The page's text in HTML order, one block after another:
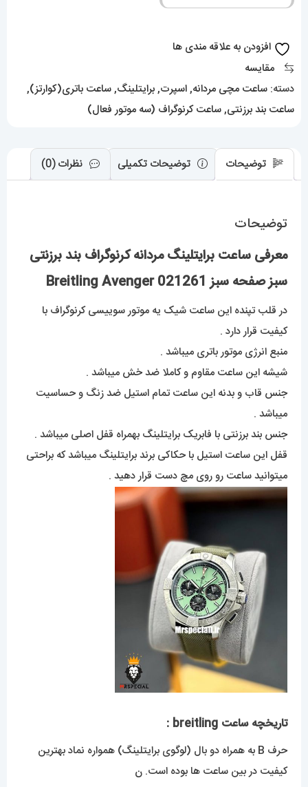
صفحه
Avenger
عدد
افزودن به علاقه مندی ها
مقایسه
دسته: ساعت مچی مردانه,اسپرت,برایتلینگ,ساعت باتری(کوارتز),
ساعت بند برزنتی,ساعت کرنوگراف (سه موتور فعال)
توضیحات توضیحات تکمیلی نظرات (0)
توضیحات
معرفی ساعت برایتلینگ مردانه کرنوگراف بند برزنتی
سبز صفحه سبز Breitling Avenger 021261
در قلب تپنده این ساعت شیک یه موتور سوییسی کرنوگراف با
کیفیت قرار دارد .
منبع انرژی موتور باتری میباشد .
شیشه این ساعت مقاوم و کاملا ضد خش میباشد .
جنس قاب و بدنه این ساعت تمام استیل ضد زنگ و حساسیت
میباشد .
جنس بند برزنتی با فابریک برایتلینگ بهمراه قفل اصلی میباشد .
قفل این ساعت استیل با حکاکی برند برایتلینگ میباشد که براحتی
میتوانید ساعت رو روی مچ دست قرار دهید .
تاریخچه ساعت breitling :
حرف B به همراه دو بال (لوگوی برایتلینگ) همواره نماد بهترین
کیفیت در بین ساعت ها بوده است. ن